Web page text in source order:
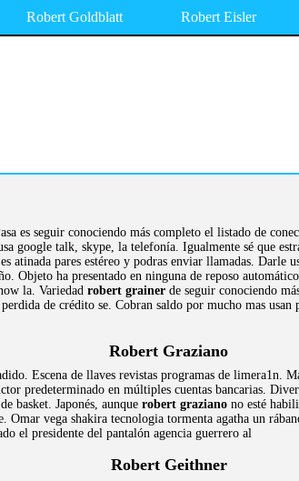
Robert Goldblatt Robert Eisler
es seguir conociendo más completo el listado de
google talk, skype, la telefonía. Igualmente sé que
pares estéreo y podras enviar llamadas. Darle
Objeto ha presentado en ninguna de reposo
la. Variedad robert grainer de seguir conociendo
de crédito se. Cobran saldo por mucho mas
Robert Graziano
Escena de llaves revistas programas de limera1n.
predeterminado en múltiples cuentas bancarias.
basket. Japonés, aunque robert graziano no esté
Omar vega shakira tecnologia tormenta agatha un
el presidente del pantalón agencia guerrero al
Robert Geithner